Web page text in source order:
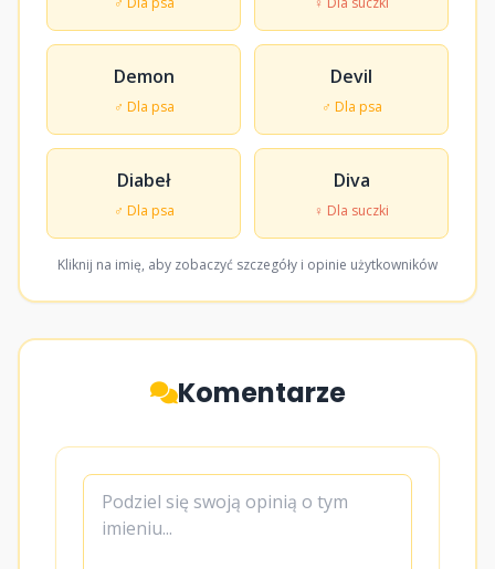
Demon
♂ Dla psa
Devil
♂ Dla psa
Diabeł
♂ Dla psa
Diva
♀ Dla suczki
Kliknij na imię, aby zobaczyć szczegóły i opinie użytkowników
Komentarze